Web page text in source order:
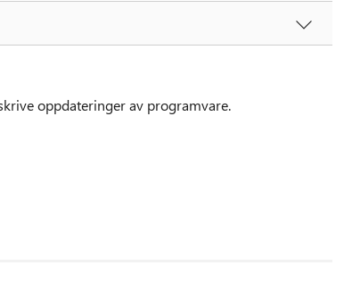
oppdateringer av programvare.